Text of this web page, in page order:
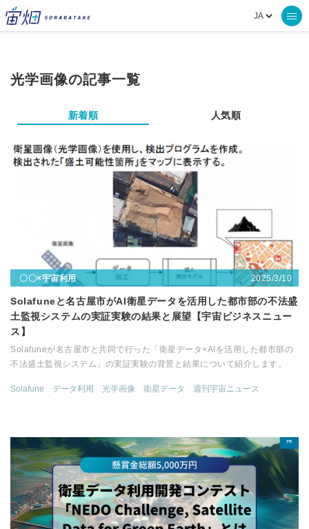
光学画像の記事一覧
新着順 人気順
〇〇×宇宙利用 2025/3/10
Solafuneと名古屋市がAI衛星データを活用した都市部の不法盛
土監視システムの実証実験の結果と展望【宇宙ビジネスニュー
ス】
Solafuneが名古屋市と共同で行った「衛星データ×AIを活用した都市部の
不法盛土監視システム」の実証実験の背景と結果について紹介します。
Solafune データ利用 光学画像 衛星データ 週刊宇宙ニュース